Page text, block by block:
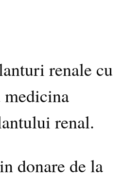
renale cu
renal.
donare de la